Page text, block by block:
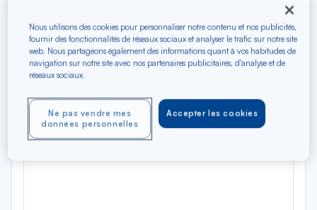
Filtrer Vider
AOÛ 2026
Nous utilisons des cookies pour personnaliser notre contenu et nos publicités,
fournir des fonctionnalités de réseaux sociaux et analyser le trafic sur notre site
web. Nous partageons également des informations quant à vos habitudes de
navigation sur notre site avec nos partenaires publicitaires, d'analyse et de
réseaux sociaux.
Accepter les cookies
Ne pas vendre mes
données personnelles